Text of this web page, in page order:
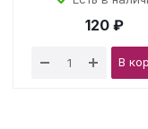
120 ₽
В